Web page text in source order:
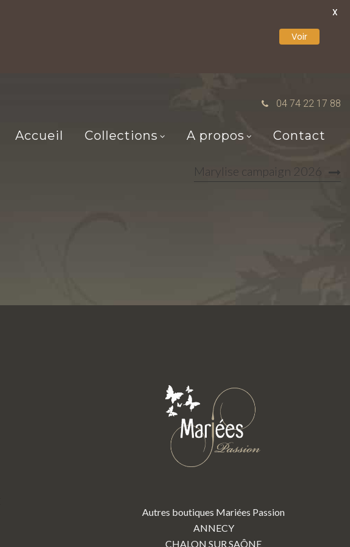
04 74 22 17 88
Accueil Collections A propos Contact
Marylise campaign 2026
Autres boutiques Mariées Passion
ANNECY
CHALON SUR SAÔNE
Voir
X